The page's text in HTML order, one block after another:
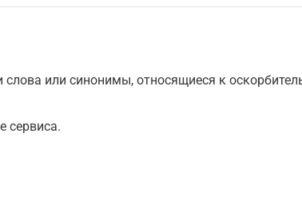
или синонимы, относящиеся к
сервиса.